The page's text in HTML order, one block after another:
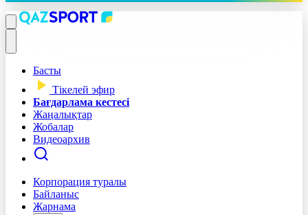
Басты
Тікелей эфир
Бағдарлама кестесі
Жаңалықтар
Жобалар
Видеоархив
Корпорация туралы
Байланыс
Жарнама